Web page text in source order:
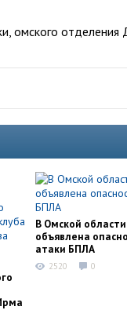
омского
В Омской области
объявлена
атаки БПЛА
2520 0